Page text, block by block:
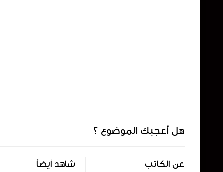
هل أعجبك الموضوع ؟
عن الكاتب شاهد أيضاً